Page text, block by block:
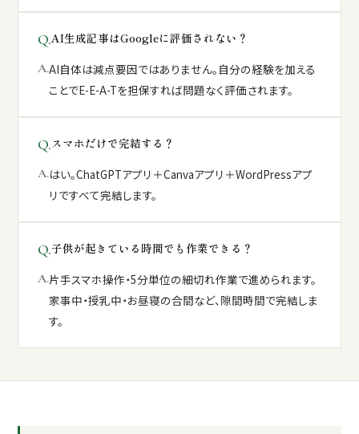
AI生成記事はGoogleに評価されない？
AI自体は減点要因ではありません。自分の経験を加える
ことでE-E-A-Tを担保すれば問題なく評価されます。
スマホだけで完結する？
はい。ChatGPTアプリ＋Canvaアプリ＋WordPressアプ
リですべて完結します。
子供が起きている時間でも作業できる？
片手スマホ操作・5分単位の細切れ作業で進められます。
家事中・授乳中・お昼寝の合間など、隙間時間で完結しま
す。